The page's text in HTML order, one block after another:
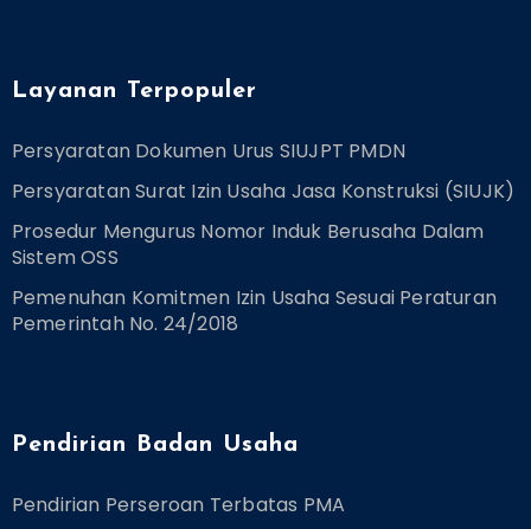
Layanan Terpopuler
Persyaratan Dokumen Urus SIUJPT PMDN
Persyaratan Surat Izin Usaha Jasa Konstruksi (SIUJK)
Prosedur Mengurus Nomor Induk Berusaha Dalam
Sistem OSS
Pemenuhan Komitmen Izin Usaha Sesuai Peraturan
Pemerintah No. 24/2018
Pendirian Badan Usaha
Pendirian Perseroan Terbatas PMA